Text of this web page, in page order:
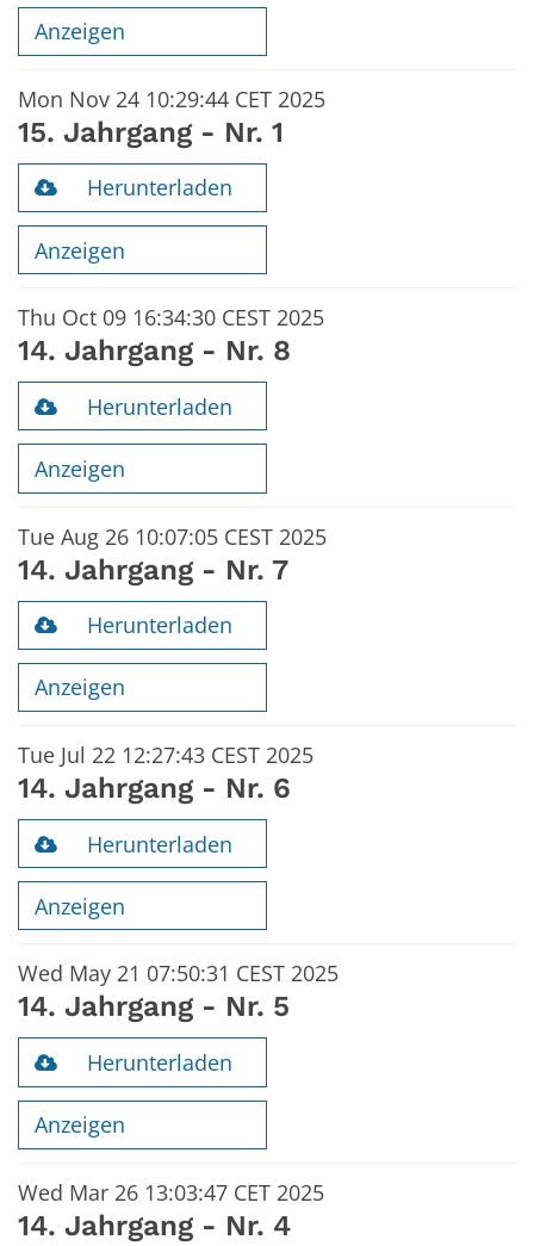
Anzeigen
Mon Nov 24 10:29:44 CET 2025
15. Jahrgang - Nr. 1
Herunterladen
Anzeigen
Thu Oct 09 16:34:30 CEST 2025
14. Jahrgang - Nr. 8
Herunterladen
Anzeigen
Tue Aug 26 10:07:05 CEST 2025
14. Jahrgang - Nr. 7
Herunterladen
Anzeigen
Tue Jul 22 12:27:43 CEST 2025
14. Jahrgang - Nr. 6
Herunterladen
Anzeigen
Wed May 21 07:50:31 CEST 2025
14. Jahrgang - Nr. 5
Herunterladen
Anzeigen
Wed Mar 26 13:03:47 CET 2025
14. Jahrgang - Nr. 4